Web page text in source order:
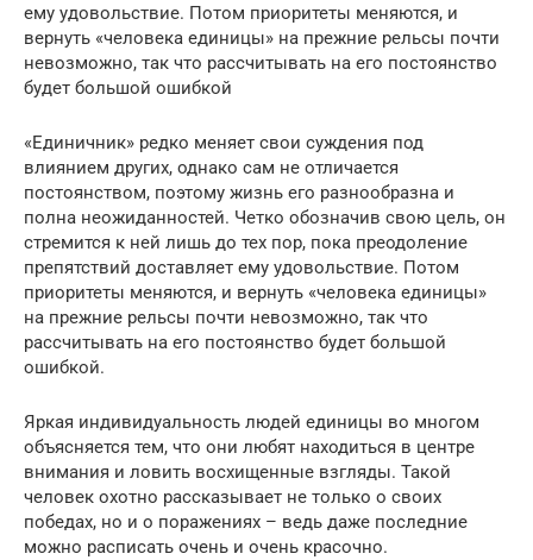
ему удовольствие. Потом приоритеты меняются, и
вернуть «человека единицы» на прежние рельсы почти
невозможно, так что рассчитывать на его постоянство
будет большой ошибкой
«Единичник» редко меняет свои суждения под
влиянием других, однако сам не отличается
постоянством, поэтому жизнь его разнообразна и
полна неожиданностей. Четко обозначив свою цель, он
стремится к ней лишь до тех пор, пока преодоление
препятствий доставляет ему удовольствие. Потом
приоритеты меняются, и вернуть «человека единицы»
на прежние рельсы почти невозможно, так что
рассчитывать на его постоянство будет большой
ошибкой.
Яркая индивидуальность людей единицы во многом
объясняется тем, что они любят находиться в центре
внимания и ловить восхищенные взгляды. Такой
человек охотно рассказывает не только о своих
победах, но и о поражениях – ведь даже последние
можно расписать очень и очень красочно.